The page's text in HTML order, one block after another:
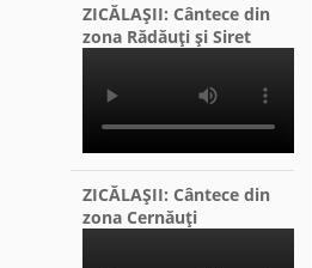
ZICĂLAŞII: Cântece din
zona Rădăuţi şi Siret
ZICĂLAŞII: Cântece din
zona Cernăuţi